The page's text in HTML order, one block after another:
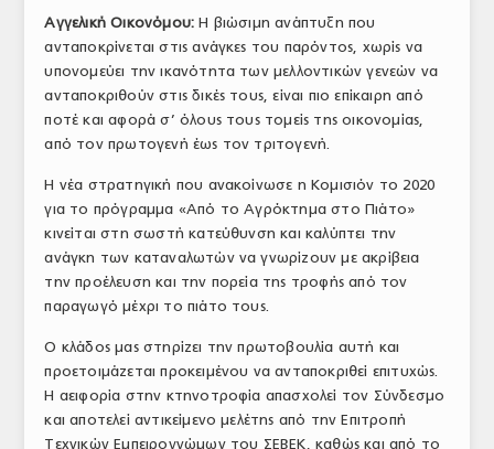
Αγγελική Οικονόμου:Η βιώσιμη ανάπτυξη που
ανταποκρίνεται στις ανάγκες του παρόντος, χωρίς να
υπονομεύει την ικανότητα των μελλοντικών γενεών να
ανταποκριθούν στις δικές τους, είναι πιο επίκαιρη από
ποτέ και αφορά σ’ όλους τους τομείς της οικονομίας,
από τον πρωτογενή έως τον τριτογενή.
Η νέα στρατηγική που ανακοίνωσε η Κομισιόν το 2020
για το πρόγραμμα «Από το Αγρόκτημα στο Πιάτο»
κινείται στη σωστή κατεύθυνση και καλύπτει την
ανάγκη των καταναλωτών να γνωρίζουν με ακρίβεια
την προέλευση και την πορεία της τροφής από τον
παραγωγό μέχρι το πιάτο τους.
Ο κλάδος μας στηρίζει την πρωτοβουλία αυτή και
προετοιμάζεται προκειμένου να ανταποκριθεί επιτυχώς.
Η αειφορία στην κτηνοτροφία απασχολεί τον Σύνδεσμο
και αποτελεί αντικείμενο μελέτης από την Επιτροπή
Τεχνικών Εμπειρογνώμων του ΣΕΒΕΚ, καθώς και από το